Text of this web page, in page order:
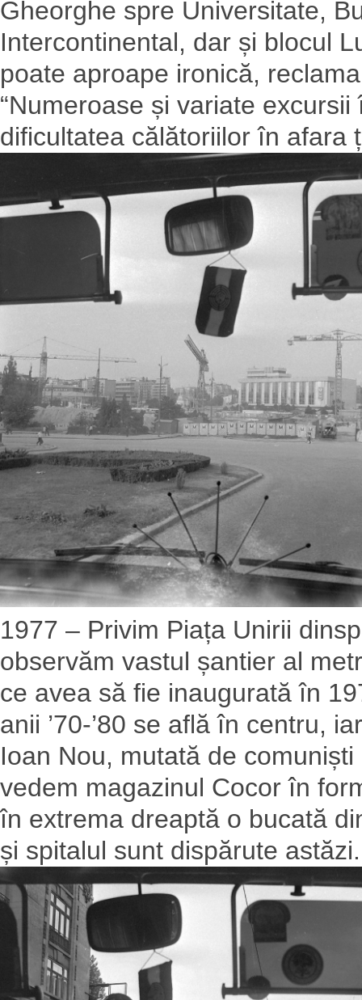
Gheorghe spre Universitate,
Intercontinental, dar și blocul
poate aproape ironică,
“Numeroase și variate
dificultatea călătoriilor în afara
1977 – Privim Piața Unirii
observăm vastul șantier al
ce avea să fie inaugurată în
anii ’70-’80 se află în centru,
Ioan Nou, mutată de
vedem magazinul Cocor în
în extrema dreaptă o bucată
și spitalul sunt dispărute astăzi.